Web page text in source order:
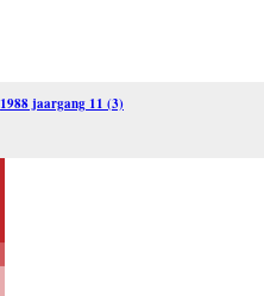
1988 jaargang 11 (3)